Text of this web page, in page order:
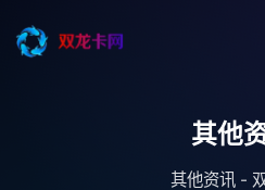
其他
其他资讯 -